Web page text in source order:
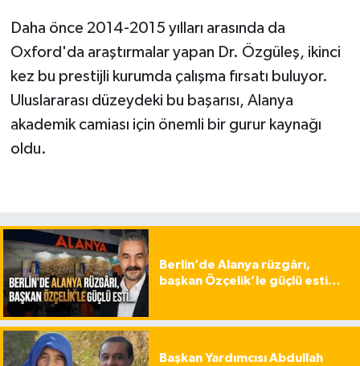
Daha önce 2014-2015 yılları arasında da
Oxford'da araştırmalar yapan Dr. Özgüleş, ikinci
kez bu prestijli kurumda çalışma fırsatı buluyor.
Uluslararası düzeydeki bu başarısı, Alanya
akademik camiası için önemli bir gurur kaynağı
oldu.
Berlin’de Alanya rüzgârı,
başkan Özçelik’le güçlü esti…
Başkan Yardımcısı Abdullah